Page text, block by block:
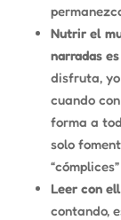
Nutrir el
narradas
disfruta,
cuando
forma a
solo
Leer con
contando,